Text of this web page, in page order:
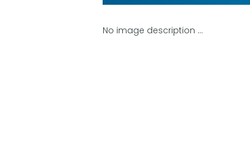
No image description ...